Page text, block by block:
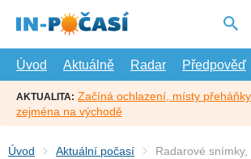
hlavní
Úvod
Aktuálně Radar Předpověď
AKTUALITA: Začíná ochlazení, místy
zejména na východě
Úvod Aktuální počasí Radarové snímky,